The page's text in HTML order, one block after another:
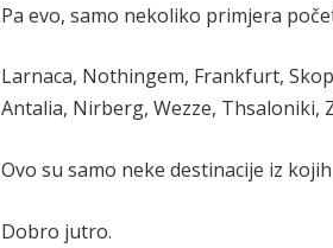
Pa evo, samo nekoliko primjera
Larnaca, Nothingem, Frankfurt,
Antalia, Nirberg, Wezze, Thsaloniki,
Ovo su samo neke destinacije iz
Dobro jutro.